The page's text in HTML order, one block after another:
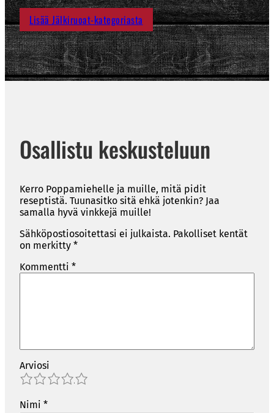
Lisää Jälkiruoat-kategoriasta
Osallistu keskusteluun
Kerro Poppamiehelle ja muille, mitä pidit
reseptistä. Tuunasitko sitä ehkä jotenkin? Jaa
samalla hyvä vinkkejä muille!
Sähköpostiosoitettasi ei julkaista. Pakolliset kentät
on merkitty *
Kommentti *
Arviosi
4
3
2
1
Nimi *